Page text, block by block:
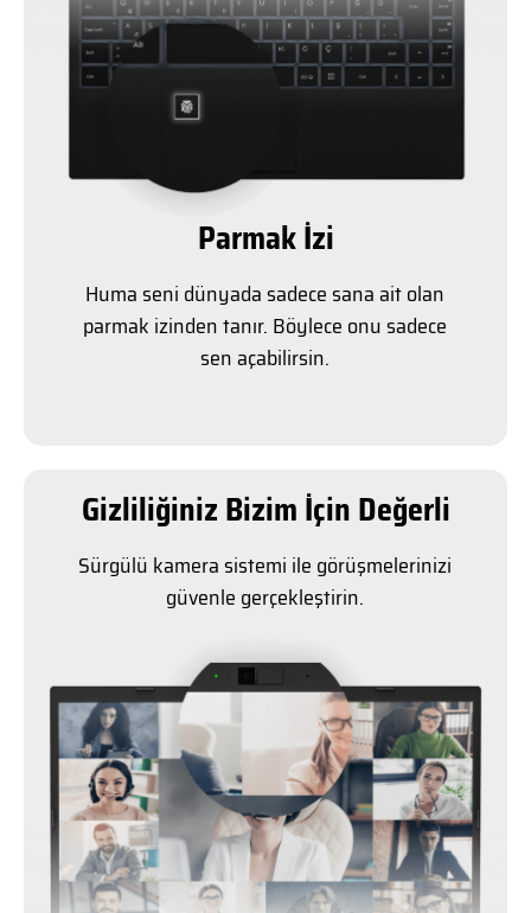
Parmak İzi
Huma seni dünyada sadece sana ait olan
parmak izinden tanır. Böylece onu sadece
sen açabilirsin.
Gizliliğiniz Bizim İçin Değerli
Sürgülü kamera sistemi ile görüşmelerinizi
güvenle gerçekleştirin.